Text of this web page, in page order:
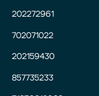
202272961
702071022
202159430
857735233